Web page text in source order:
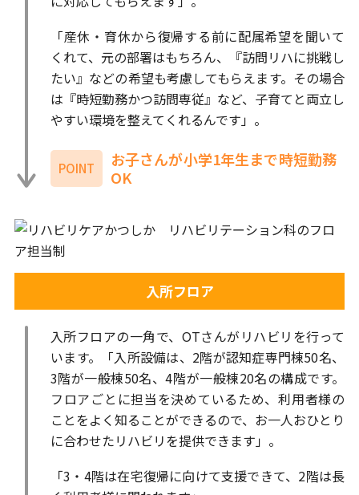
「産休・育休から復帰する前に配属希望を聞いて
くれて、元の部署はもちろん、『訪問リハに挑戦し
たい』などの希望も考慮してもらえます。その場合
は『時短勤務かつ訪問専従』など、子育てと両立し
やすい環境を整えてくれるんです」。
POINT
お子さんが小学1年生まで時短勤務
OK
入所フロア
入所フロアの一角で、OTさんがリハビリを行って
います。「入所設備は、2階が認知症専門棟50名、
3階が一般棟50名、4階が一般棟20名の構成です。
フロアごとに担当を決めているため、利用者様の
ことをよく知ることができるので、お一人おひとり
に合わせたリハビリを提供できます」。
「3・4階は在宅復帰に向けて支援できて、2階は長